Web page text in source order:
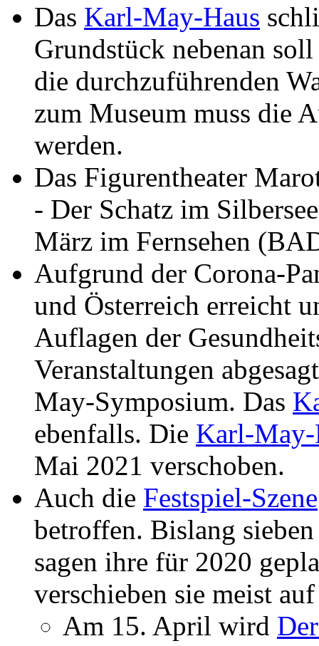
Das Karl-May-Haus
Grundstück nebenan
die durchzuführenden
zum Museum muss die
werden.
Das Figurentheater
- Der Schatz im
März im Fernsehen
Aufgrund der Corona-
und Österreich erreicht
Auflagen der
Veranstaltungen
May-Symposium. Das
ebenfalls. Die Karl-May-
Mai 2021 verschoben.
Auch die Festspiel-Szene
betroffen. Bislang
sagen ihre für 2020
verschieben sie meist
Am 15. April wird